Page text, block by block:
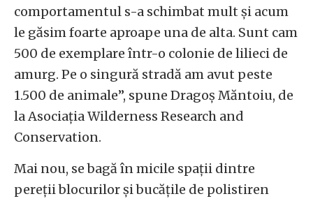
comportamentul s-a schimbat mult și acum
le găsim foarte aproape una de alta. Sunt cam
500 de exemplare într-o colonie de lilieci de
amurg. Pe o singură stradă am avut peste
1.500 de animale”, spune Dragoș Măntoiu, de
la Asociația Wilderness Research and
Conservation.
Mai nou, se bagă în micile spații dintre
pereții blocurilor și bucățile de polistiren